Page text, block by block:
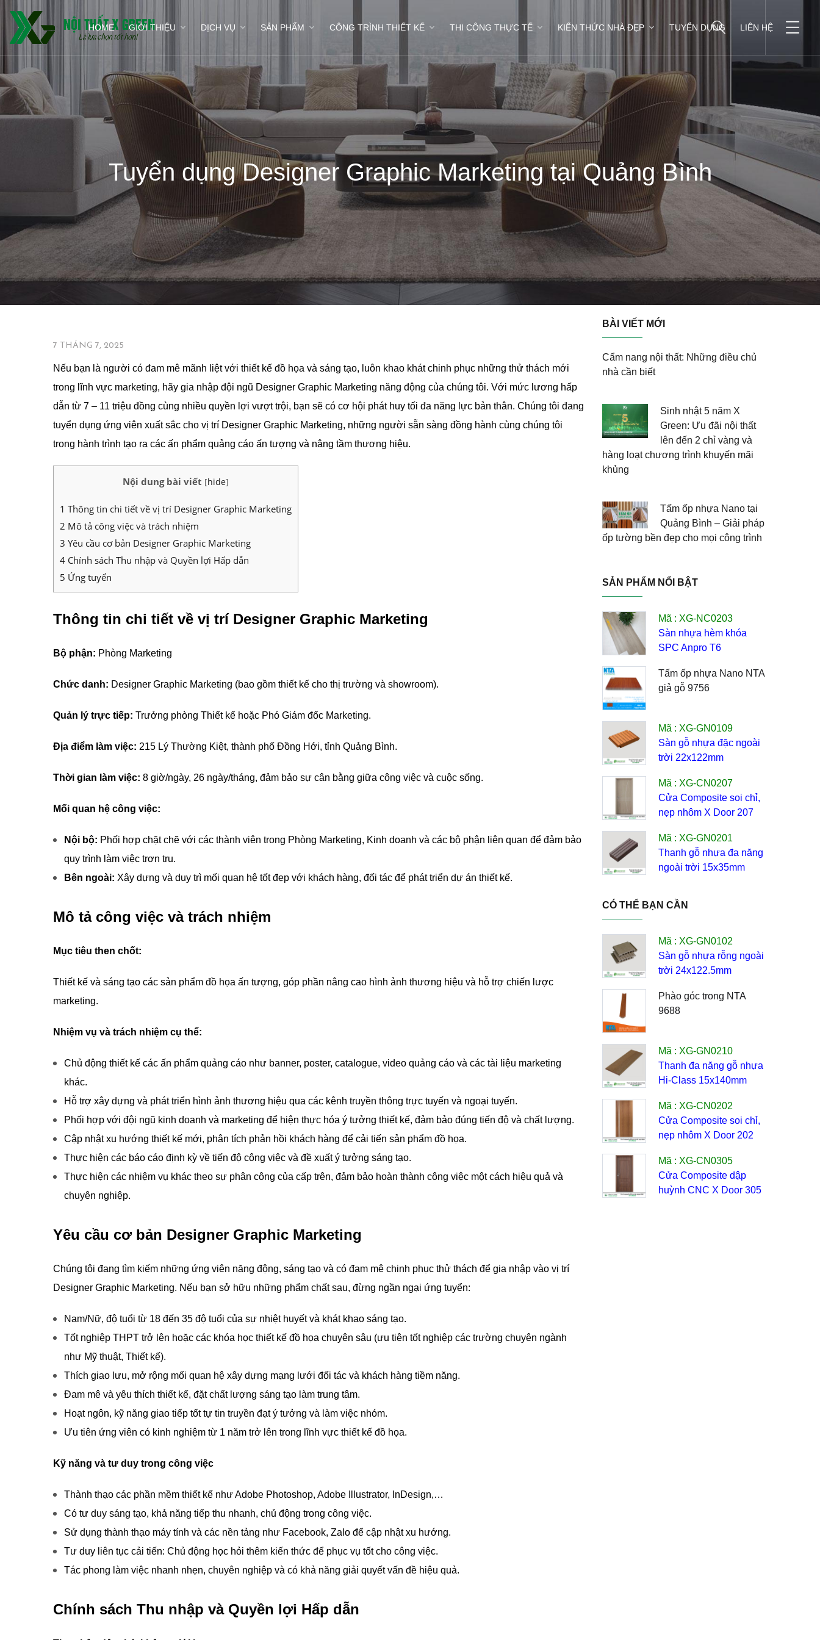
HOME GIỚI THIỆU DỊCH VỤ SẢN PHẨM CÔNG TRÌNH THIẾT KẾ THI CÔNG THỰC TẾ KIẾN THỨC NHÀ ĐẸP TUYỂN DỤNG LIÊN HỆ
Tuyển dụng Designer Graphic Marketing tại Quảng Bình
TUYỂN DỤNG
7 THÁNG 7, 2025
Nếu bạn là người có đam mê mãnh liệt với thiết kế đồ họa và sáng tạo, luôn khao khát chinh phục những thử thách mới
trong lĩnh vực marketing, hãy gia nhập đội ngũ Designer Graphic Marketing năng động của chúng tôi. Với mức lương hấp
dẫn từ 7 – 11 triệu đồng cùng nhiều quyền lợi vượt trội, bạn sẽ có cơ hội phát huy tối đa năng lực bản thân. Chúng tôi đang
tuyển dụng ứng viên xuất sắc cho vị trí Designer Graphic Marketing, những người sẵn sàng đồng hành cùng chúng tôi
trong hành trình tạo ra các ấn phẩm quảng cáo ấn tượng và nâng tầm thương hiệu.
Nội dung bài viết [hide]
1 Thông tin chi tiết về vị trí Designer Graphic Marketing
2 Mô tả công việc và trách nhiệm
3 Yêu cầu cơ bản Designer Graphic Marketing
4 Chính sách Thu nhập và Quyền lợi Hấp dẫn
5 Ứng tuyển
Thông tin chi tiết về vị trí Designer Graphic Marketing
Bộ phận: Phòng Marketing
Chức danh: Designer Graphic Marketing (bao gồm thiết kế cho thị trường và showroom).
Quản lý trực tiếp: Trưởng phòng Thiết kế hoặc Phó Giám đốc Marketing.
Địa điểm làm việc: 215 Lý Thường Kiệt, thành phố Đồng Hới, tỉnh Quảng Bình.
Thời gian làm việc: 8 giờ/ngày, 26 ngày/tháng, đảm bảo sự cân bằng giữa công việc và cuộc sống.
Mối quan hệ công việc:
Nội bộ: Phối hợp chặt chẽ với các thành viên trong Phòng Marketing, Kinh doanh và các bộ phận liên quan để đảm bảo
quy trình làm việc trơn tru.
Bên ngoài: Xây dựng và duy trì mối quan hệ tốt đẹp với khách hàng, đối tác để phát triển dự án thiết kế.
Mô tả công việc và trách nhiệm
Mục tiêu then chốt:
Thiết kế và sáng tạo các sản phẩm đồ họa ấn tượng, góp phần nâng cao hình ảnh thương hiệu và hỗ trợ chiến lược
marketing.
Nhiệm vụ và trách nhiệm cụ thể:
Chủ động thiết kế các ấn phẩm quảng cáo như banner, poster, catalogue, video quảng cáo và các tài liệu marketing
khác.
Hỗ trợ xây dựng và phát triển hình ảnh thương hiệu qua các kênh truyền thông trực tuyến và ngoại tuyến.
Phối hợp với đội ngũ kinh doanh và marketing để hiện thực hóa ý tưởng thiết kế, đảm bảo đúng tiến độ và chất lượng.
Cập nhật xu hướng thiết kế mới, phân tích phản hồi khách hàng để cải tiến sản phẩm đồ họa.
Thực hiện các báo cáo định kỳ về tiến độ công việc và đề xuất ý tưởng sáng tạo.
Thực hiện các nhiệm vụ khác theo sự phân công của cấp trên, đảm bảo hoàn thành công việc một cách hiệu quả và
chuyên nghiệp.
Yêu cầu cơ bản Designer Graphic Marketing
Chúng tôi đang tìm kiếm những ứng viên năng động, sáng tạo và có đam mê chinh phục thử thách để gia nhập vào vị trí
Designer Graphic Marketing. Nếu bạn sở hữu những phẩm chất sau, đừng ngần ngại ứng tuyển:
Nam/Nữ, độ tuổi từ 18 đến 35 độ tuổi của sự nhiệt huyết và khát khao sáng tạo.
Tốt nghiệp THPT trở lên hoặc các khóa học thiết kế đồ họa chuyên sâu (ưu tiên tốt nghiệp các trường chuyên ngành
như Mỹ thuật, Thiết kế).
Thích giao lưu, mở rộng mối quan hệ xây dựng mạng lưới đối tác và khách hàng tiềm năng.
Đam mê và yêu thích thiết kế, đặt chất lượng sáng tạo làm trung tâm.
Hoạt ngôn, kỹ năng giao tiếp tốt tự tin truyền đạt ý tưởng và làm việc nhóm.
Ưu tiên ứng viên có kinh nghiệm từ 1 năm trở lên trong lĩnh vực thiết kế đồ họa.
Kỹ năng và tư duy trong công việc
Thành thạo các phần mềm thiết kế như Adobe Photoshop, Adobe Illustrator, InDesign,…
Có tư duy sáng tạo, khả năng tiếp thu nhanh, chủ động trong công việc.
Sử dụng thành thạo máy tính và các nền tảng như Facebook, Zalo để cập nhật xu hướng.
Tư duy liên tục cải tiến: Chủ động học hỏi thêm kiến thức để phục vụ tốt cho công việc.
Tác phong làm việc nhanh nhẹn, chuyên nghiệp và có khả năng giải quyết vấn đề hiệu quả.
Chính sách Thu nhập và Quyền lợi Hấp dẫn
BÀI VIẾT MỚI
Cẩm nang nội thất: Những điều chủ
nhà cần biết
Sinh nhật 5 năm X
Green: Ưu đãi nội thất
lên đến 2 chỉ vàng và
hàng loạt chương trình khuyến mãi
khủng
Tấm ốp nhựa Nano tại
Quảng Bình – Giải pháp
ốp tường bền đẹp cho mọi công trình
SẢN PHẨM NỔI BẬT
Mã : XG-NC0203
Sàn nhựa hèm khóa
SPC Anpro T6
Tấm ốp nhựa Nano NTA
giả gỗ 9756
Mã : XG-GN0109
Sàn gỗ nhựa đặc ngoài
trời 22x122mm
Mã : XG-CN0207
Cửa Composite soi chỉ,
nẹp nhôm X Door 207
Mã : XG-GN0201
Thanh gỗ nhựa đa năng
ngoài trời 15x35mm
CÓ THỂ BẠN CẦN
Mã : XG-GN0102
Sàn gỗ nhựa rỗng ngoài
trời 24x122.5mm
Phào góc trong NTA
9688
Mã : XG-GN0210
Thanh đa năng gỗ nhựa
Hi-Class 15x140mm
Mã : XG-CN0202
Cửa Composite soi chỉ,
nẹp nhôm X Door 202
Mã : XG-CN0305
Cửa Composite dập
huỳnh CNC X Door 305